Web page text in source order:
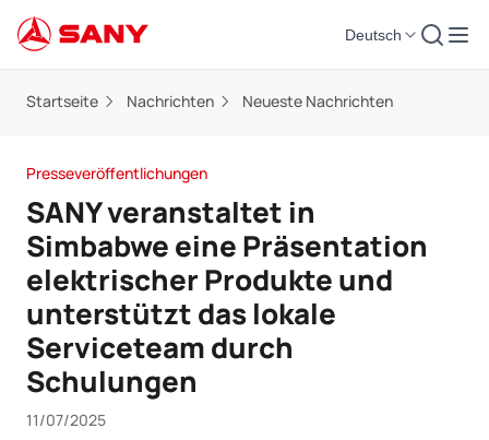
Deutsch
Startseite Nachrichten Neueste Nachrichten
Presseveröffentlichungen
SANY veranstaltet in
Simbabwe eine Präsentation
elektrischer Produkte und
unterstützt das lokale
Serviceteam durch
Schulungen
11/07/2025